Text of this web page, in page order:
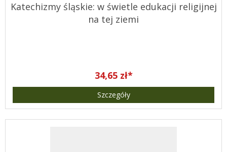
Katechizmy śląskie: w świetle edukacji religijnej
na tej ziemi
34,65 zł*
Szczegóły